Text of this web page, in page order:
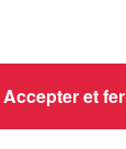
:
Accepter et